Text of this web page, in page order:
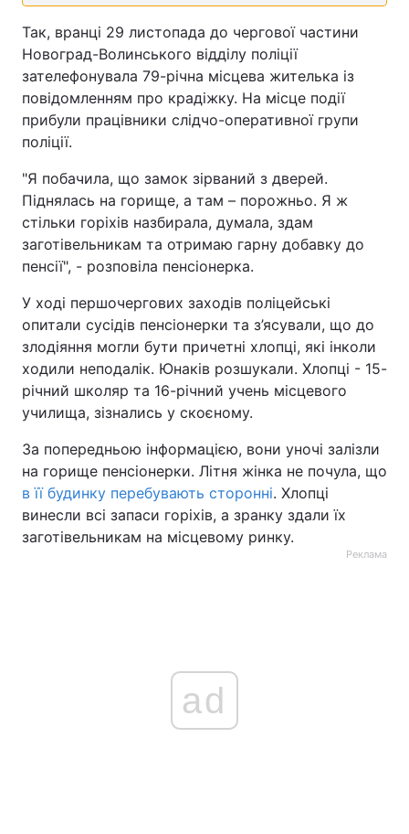
Так, вранці 29 листопада до чергової частини
Новоград-Волинського відділу поліції
зателефонувала 79-річна місцева жителька із
повідомленням про крадіжку. На місце події
прибули працівники слідчо-оперативної групи
поліції.
"Я побачила, що замок зірваний з дверей.
Піднялась на горище, а там – порожньо. Я ж
стільки горіхів назбирала, думала, здам
заготівельникам та отримаю гарну добавку до
пенсії", - розповіла пенсіонерка.
У ході першочергових заходів поліцейські
опитали сусідів пенсіонерки та з’ясували, що до
злодіяння могли бути причетні хлопці, які інколи
ходили неподалік. Юнаків розшукали. Хлопці - 15-
річний школяр та 16-річний учень місцевого
училища, зізнались у скоєному.
За попередньою інформацією, вони уночі залізли
на горище пенсіонерки. Літня жінка не почула, що
в її будинку перебувають сторонні. Хлопці
винесли всі запаси горіхів, а зранку здали їх
заготівельникам на місцевому ринку.
Реклама
ad